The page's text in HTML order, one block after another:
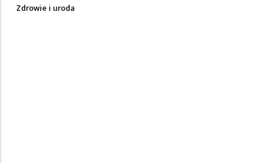
Zdrowie i uroda